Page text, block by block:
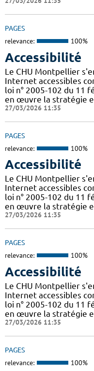
PAGES
relevance: 100%
Accessibilité
Le CHU Montpellier
Internet accessibles
loi n° 2005-102 du 11
en œuvre la stratégie
27/03/2026 11:35
PAGES
relevance: 100%
Accessibilité
Le CHU Montpellier
Internet accessibles
loi n° 2005-102 du 11
en œuvre la stratégie
27/03/2026 11:35
PAGES
relevance: 100%
Accessibilité
Le CHU Montpellier
Internet accessibles
loi n° 2005-102 du 11
en œuvre la stratégie
27/03/2026 11:35
PAGES
relevance: 100%